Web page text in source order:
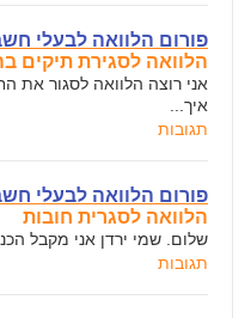
פורום הלוואה לבעלי
הלוואה לסגירת תיקים
אני רוצה הלוואה לסגור את
איך...
תגובות
פורום הלוואה לבעלי
הלוואה לסגרית חובות
שלום. שמי ירדן אני מקבל
תגובות